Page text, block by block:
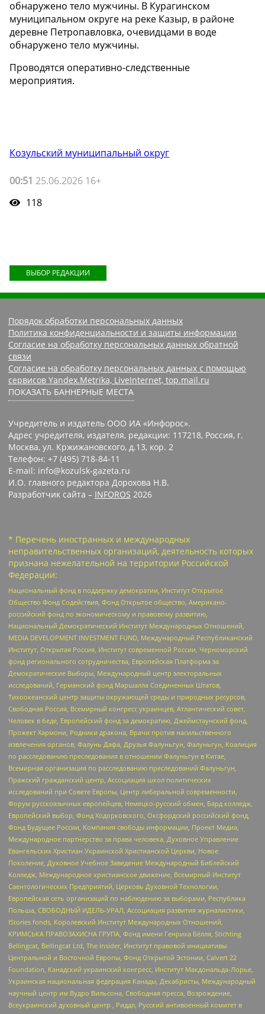
обнаружено тело мужчины. В Курагинском
муниципальном округе на реке Казыр, в районе
деревне Петропавловка, очевидцами в воде
обнаружено тело мужчины.
Проводятся оперативно-следственные
мероприятия.
Козульский муниципальный округ
00:51 25.06.2026 16+
118
ВЫБОР РЕДАКЦИИ
Порядок обработки персональных данных
Политика конфиденциальности и защиты информации
Согласие на обработку персональных данных обратной
связи
Согласие на обработку персональных данных с помощью
сервисов Yandex.Metrika, LiveInternet, top.mail.ru
ПОКАЗАТЬ БАННЕРНЫЕ МЕСТА
Учредитель и издатель ООО ИА «Инфорос».
Адрес учредителя, издателя, редакции: 117218, Россия, г.
Москва, ул. Кржижановского, д.13, кор. 2
Телефон: +7 (495) 718-84-11
E-mail: info@kozulsk-gazeta.ru
И.О. главного редактора Дорохова Н.В.
Разработчик сайта – INFOROS 2026
* Перечень иностранных и международных
неправительственных организаций, деятельность которых
признана нежелательной на территории Российской
Федерации:
Национальный фонд в поддержку демократии, Институт Открытое
Общество Фонд Содействия, Фонд Открытое общество, Американо-
российский фонд по экономическому и правовому развитию,
Национальный Демократический Институт Международных Отношений,
MEDIA DEVELOPMENT INVESTMENT FUND, Международный Республиканский
Институт, Открытая Россия, Институт современной России, Черноморский
фонд регионального сотрудничества, Европейская Платформа за
Демократические Выборы, Международный центр электоральных
исследований, Германский фонд Маршалла Соединенных Штатов,
Тихоокеанский центр защиты окружающей среды и природных ресурсов,
Свободная Россия, Всемирный конгресс украинцев, Атлантический совет,
Человек в беде, Европейский фонд за демократию, Джеймстаунский фонд,
Прожект Хармони, Родники дракона, Врачи против насильственного
извлечения органов, Фалунь Дафа, Друзья Фалуньгун, Фалуньгун, Коалиция
по расследованию преследования в отношении Фалуньгун в Китае,
Всемирная организация по расследованию преследований Фалуньгун,
Пражский гражданский центр, Ассоциация школ политических
исследований при Совете Европы, Центр либеральной современности,
Форум русскоязычных европейцев, Немецко-русский обмен, Бард колледж,
Европейский выбор, Фонд Ходорковского, Оксфордский российский фонд,
Фонд Будущее России, Компания свободы информации, Проект Медиа,
Международное партнерство за права человека, Духовное Управление
Евангельских Христиан Украинской Христианской Церкви, Новое
Поколение, Духовное Учебное Заведение Международный Библейский
Колледж, Международное христианское движение, Всемирный Институт
Саентологических Предприятий, Церковь Духовной Технологии,
Европейская сеть организаций по наблюдению за выборами, Республика
Польша, СВОБОДНЫЙ ИДЕЛЬ-УРАЛ, Ассоциация развития журналистики,
IStories fonds, Королевский Институт Международных Отношений,
КРИМСЬКА ПРАВОЗАХИСНА ГРУПА, Фонд имени Генриха Бёлля, Stichting
Bellingcat, Bellingcat Ltd, The Insider, Институт правовой инициативы
Центральной и Восточной Европы, Фонд Открытой Эстонии, Calvert 22
Foundation, Канадский украинский конгресс, Институт Макдональда-Лорье,
Украинская национальная федерация Канады, Декабристы, Международный
научный центр им Вудро Вильсона, Свободная пресса, Возрождение,
Всеукраинский духовный центр , Риддл, Русский антивоенный комитет в